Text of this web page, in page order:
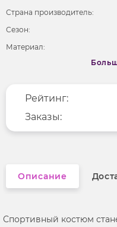
Страна производитель:
Сезон:
Материал:
Фактура материала
Длина рукава
Вырез горловины
Рейтинг:
Заказы:
Описание
Спортивный костюм